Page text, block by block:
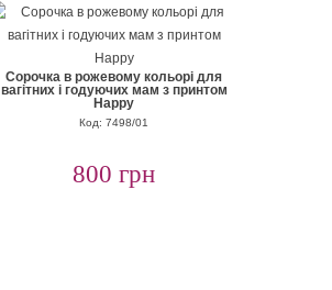
Сорочка в рожевому кольорі для
вагітних і годуючих мам з принтом
Happy
Код: 7498/01
800 грн